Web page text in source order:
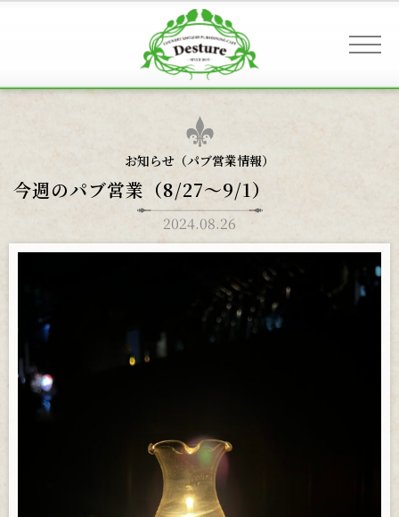
お客様へのご案内
ギャラリー
お問い合わせ
お知らせ（パブ営業情報）
今週のパブ営業（8/27〜9/1）
2024.08.26